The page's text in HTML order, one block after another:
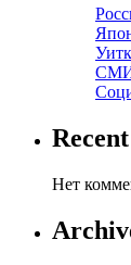
СМИ:
Нет